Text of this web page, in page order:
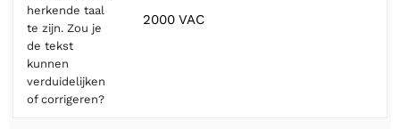
herkende taal
te zijn. Zou je
de tekst
kunnen
verduidelijken
of corrigeren?
2000 VAC